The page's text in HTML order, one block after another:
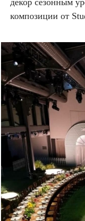
декор сезонным
композиции от